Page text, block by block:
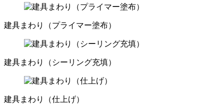
建具まわり（プライマー塗布）
建具まわり（シーリング充填）
建具まわり（仕上げ）